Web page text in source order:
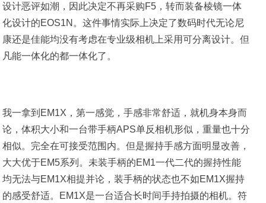
设计恶评如潮，因此决定不再采购F5，转而装备棱镜一体
化设计的EOS1N。这件事情实际上决定了数码时代无论尼
康还是佳能均没有考虑在专业级相机上采用可分离设计。但
凡能一体化的都一体化了。
我一拿到EM1X，第一感觉，手感非常舒适，就机身本身而
论，体积大小和一台带手柄APS单反相机形似，重量也十分
相似。完全在可接受范围内。但是握持手感方面明显改善，
大大优于EM5系列。未装手柄的EM1一代二代的握持性能
均无法与EM1X相提并论，装手柄的状态也不如EM1X握持
的感受舒适。EM1X是一台适合长时间手持拍摄的相机。符